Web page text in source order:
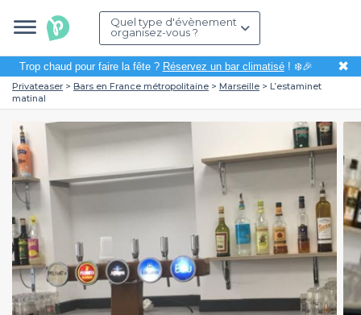
Quel type d'évènement
organisez-vous ?
Trop chaud pour faire la fête ? Réservez un bar climatisé! ❄️🎉 ✖
Privateaser Bars en France métropolitaine Marseille
L’estaminet
matinal